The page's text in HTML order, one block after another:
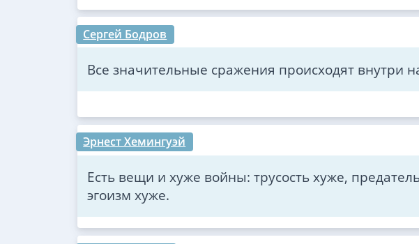
Сергей Бодров
Все значительные сражения происходят внутри
Эрнест Хемингуэй
Есть вещи и хуже войны: трусость хуже,
эгоизм хуже.